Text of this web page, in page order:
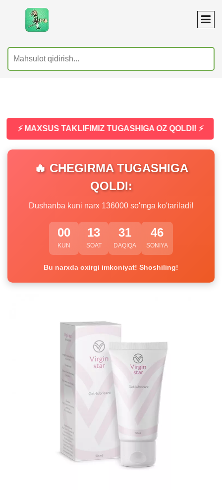
⚡ MAXSUS TAKLIFIMIZ TUGASHIGA OZ QOLDI! ⚡
🔥 CHEGIRMA TUGASHIGA
QOLDI:
Dushanba kuni narx 136000 so'mga ko'tariladi!
00
KUN
13
SOAT
31
DAQIQA
45
SONIYA
Bu narxda oxirgi imkoniyat! Shoshiling!